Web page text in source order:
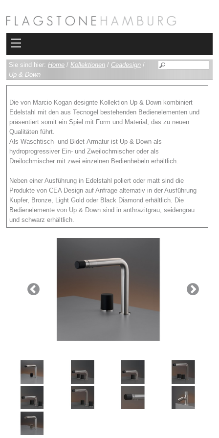
Kollektionen
Bad
Heizkörper
Fliesen
Sauna und Hamam
Kamin
Rimadesio
Licht
Carl Hansen
Unternehmen
Sie sind hier: Home / Kollektionen / Ceadesign /
Up & Down
Die von Marcio Kogan designte Kollektion Up & Down kombiniert
Edelstahl mit den aus Tecnogel bestehenden Bedienelementen und
präsentiert somit ein Spiel mit Form und Material, das zu neuen
Qualitäten führt.
Als Waschtisch- und Bidet-Armatur ist Up & Down als
hydroprogressiver Ein- und Zweilochmischer oder als
Dreilochmischer mit zwei einzelnen Bedienhebeln erhältlich.
Neben einer Ausführung in Edelstahl poliert oder matt sind die
Produkte von CEA Design auf Anfrage alternativ in der Ausführung
Kupfer, Bronze, Light Gold oder Black Diamond erhältlich. Die
Bedienelemente von Up & Down sind in anthrazitgrau, seidengrau
und schwarz erhältlich.